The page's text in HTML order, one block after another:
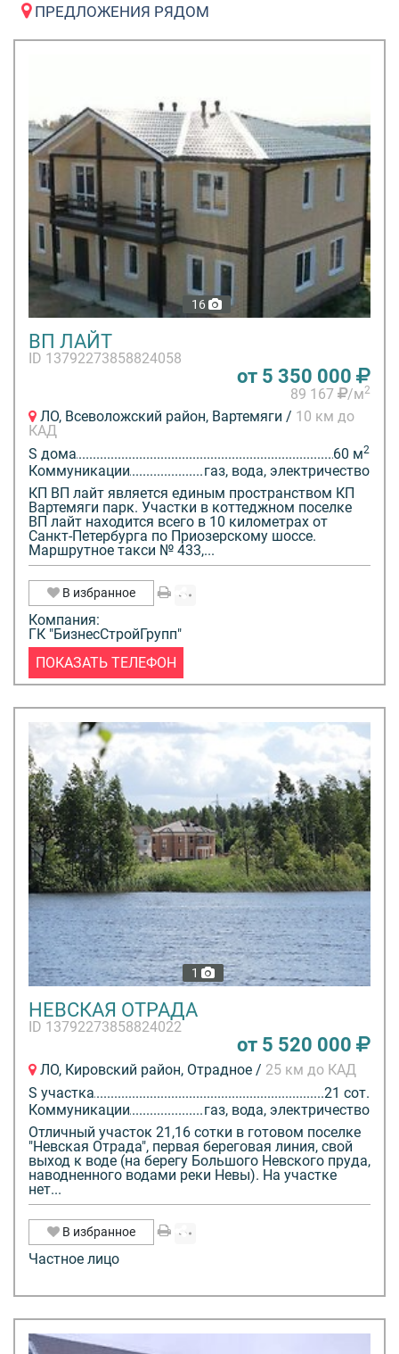
ПРЕДЛОЖЕНИЯ РЯДОМ
16
ВП ЛАЙТ
ID 13792273858824058
от 5 350 000
89 167 /м2
ЛО, Всеволожский район, Вартемяги / 10 км до
КАД
S дома
60 м2
Коммуникации
газ, вода, электричество
КП ВП лайт является единым пространством КП
Вартемяги парк. Участки в коттеджном поселке
ВП лайт находится всего в 10 километрах от
Санкт-Петербурга по Приозерскому шоссе.
Маршрутное такси № 433,...
В избранное
Компания:
ГК "БизнесСтройГрупп"
ПОКАЗАТЬ ТЕЛЕФОН
1
НЕВСКАЯ ОТРАДА
ID 13792273858824022
от 5 520 000
ЛО, Кировский район, Отрадное / 25 км до КАД
S участка
21 сот.
Коммуникации
газ, вода, электричество
Отличный участок 21,16 сотки в готовом поселке
"Невская Отрада", первая береговая линия, свой
выход к воде (на берегу Большого Невского пруда,
наводненного водами реки Невы). На участке
нет...
В избранное
Частное лицо